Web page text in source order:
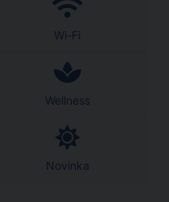
Wi-Fi
Wellness
Novinka